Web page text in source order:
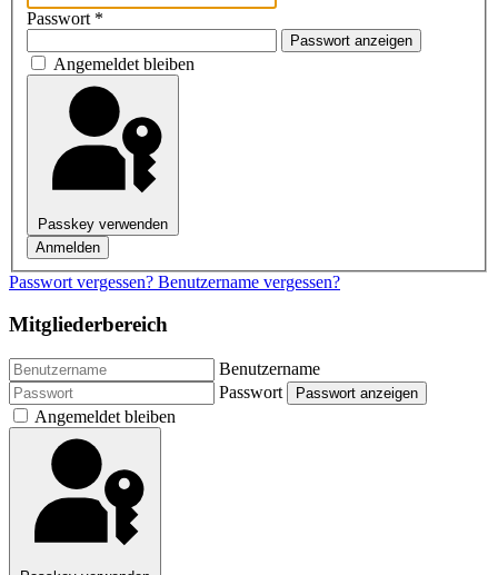
Passwort *
Passwort anzeigen
Angemeldet bleiben
Passkey verwenden
Anmelden
Passwort vergessen? Benutzername vergessen?
Mitgliederbereich
Benutzername
Passwort
Passwort anzeigen
Angemeldet bleiben